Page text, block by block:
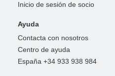
Inicio de sesión de socio
Ayuda
Contacta con nosotros
Centro de ayuda
España +34 933 938 984